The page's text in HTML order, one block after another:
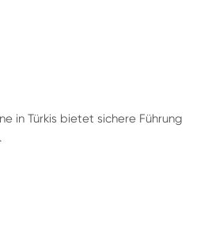
in Türkis bietet sichere Führung